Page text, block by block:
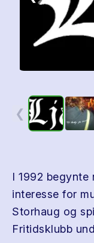
❮
I 1992 begynte
interesse for
Storhaug og
Fritidsklubb